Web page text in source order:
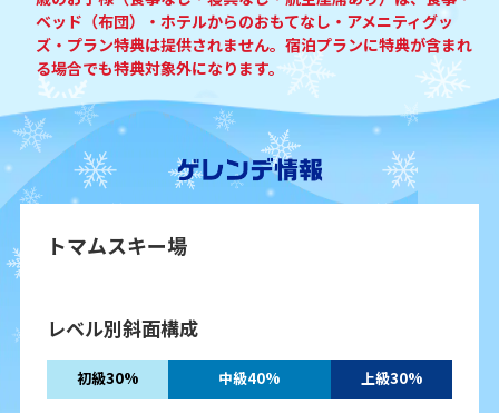
ベッド（布団）・ホテルからのおもてなし・アメニティグッ
ズ・プラン特典は提供されません。宿泊プランに特典が含まれ
る場合でも特典対象外になります。
トマムスキー場
レベル別斜面構成
初級30% 中級40% 上級30%